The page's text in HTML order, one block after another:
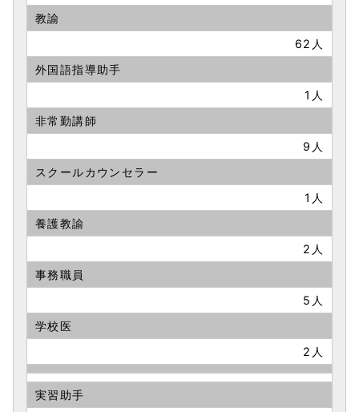
教諭
62人
外国語指導助手
1人
非常勤講師
9人
スクールカウンセラー
1人
養護教諭
2人
事務職員
5人
学校医
2人
実習助手